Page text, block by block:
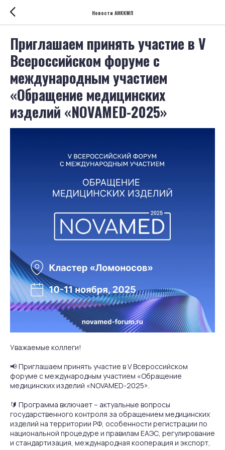
Новости АИККМП
Приглашаем принять участие в V
Всероссийском форуме с
международным участием
«Обращение медицинских
изделий «NOVAMED-2025»
Уважаемые коллеги!
📢 Приглашаем принять участие в V Всероссийском
форуме с международным участием «Обращение
медицинских изделий «NOVAMED-2025».
🔰 Программа включает – актуальные вопросы
государственного контроля за обращением медицинских
изделий на территории РФ, особенности регистрации по
национальной процедуре и правилам ЕАЭС, регулирование
и стандартизация, международная кооперация и экспорт,